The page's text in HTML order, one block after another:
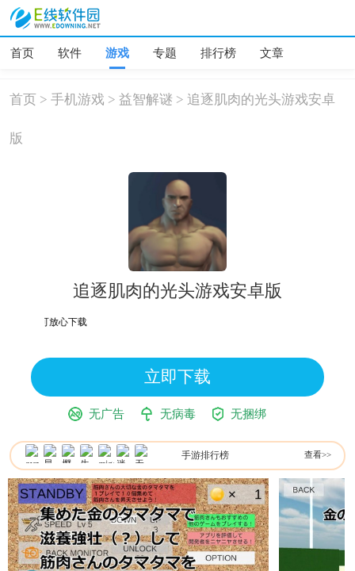
首页 软件 游戏 专题 排行榜 文章
首页 >手机游戏 >益智解谜 >追逐肌肉的光头游戏安卓
版
追逐肌肉的光头游戏安卓版
误报可放心下载
立即下载
无广告 无病毒 无捆绑
手游排行榜 查看>>